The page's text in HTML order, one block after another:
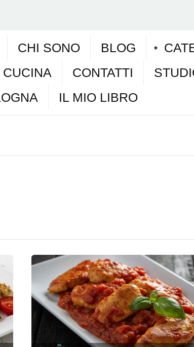
CHI SONO BLOG
CONTATTI
IL MIO LIBRO